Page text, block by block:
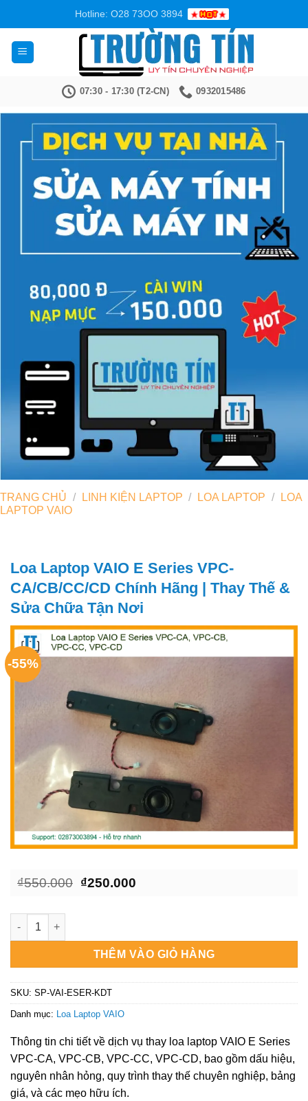
nội
dung
Hotline: O28 73OO 3894
07:30 - 17:30 (T2-CN) 0932015486
TRANG CHỦ / LINH KIỆN LAPTOP / LOA LAPTOP /
LOA
LAPTOP VAIO
Loa Laptop VAIO E Series VPC-
CA/CB/CC/CD Chính Hãng | Thay Thế &
Sửa Chữa Tận Nơi
-55%
₫550.000 Giá
₫250.000Giá
Loa Laptop VAIO E Series VPC-CA/CB/CC/CD Chính Hãng |
THÊM VÀO GIỎ HÀNG
SKU: SP-VAI-ESER-KDT
Danh mục: Loa Laptop VAIO
Thông tin chi tiết về dịch vụ thay loa laptop VAIO E Series
VPC-CA, VPC-CB, VPC-CC, VPC-CD, bao gồm dấu hiệu,
nguyên nhân hỏng, quy trình thay thế chuyên nghiệp, bảng
giá, và các mẹo hữu ích.